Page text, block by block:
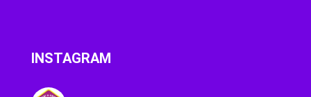
INSTAGRAM